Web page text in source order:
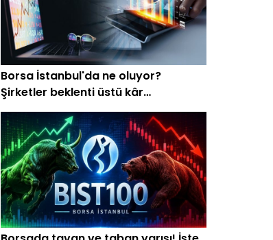
Borsa İstanbul'da ne oluyor?
Şirketler beklenti üstü kâr
açıklamaya başladı